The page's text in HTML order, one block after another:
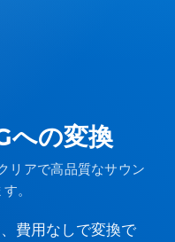
への変換
リアで高品質なサウン
。
費用なしで変換で